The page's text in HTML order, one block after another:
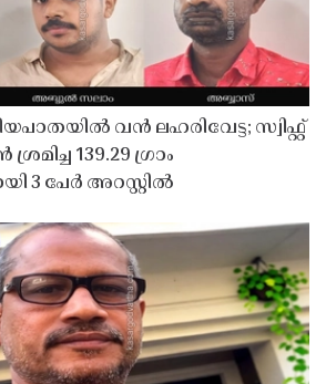
വൻ ലഹരിവേട്ട; സ്വിഫ്റ്റ്
139.29 ഗ്രാം
3 പേർ അറസ്റ്റിൽ